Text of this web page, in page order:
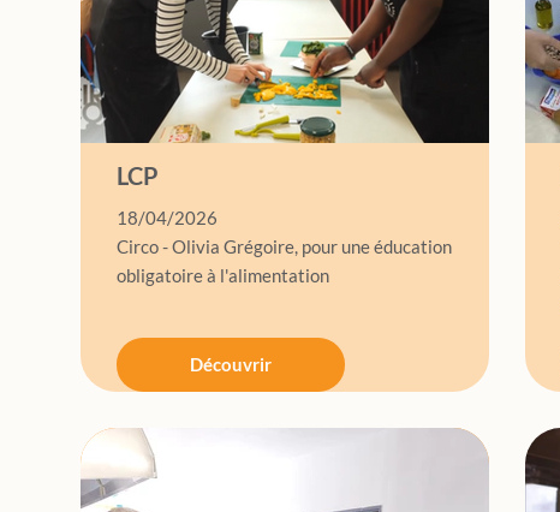
LCP
18/04/2026
Circo - Olivia Grégoire, pour une éducation
obligatoire à l'alimentation
Découvrir